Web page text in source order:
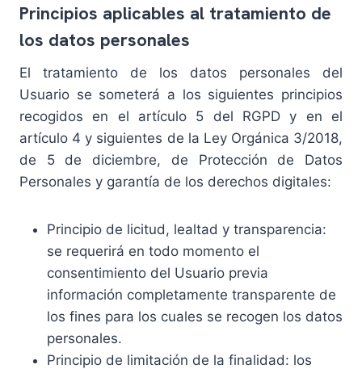
Principios aplicables al tratamiento de
los datos personales
El tratamiento de los datos personales del
Usuario se someterá a los siguientes principios
recogidos en el artículo 5 del RGPD y en el
artículo 4 y siguientes de la Ley Orgánica 3/2018,
de 5 de diciembre, de Protección de Datos
Personales y garantía de los derechos digitales:
Principio de licitud, lealtad y transparencia:
se requerirá en todo momento el
consentimiento del Usuario previa
información completamente transparente de
los fines para los cuales se recogen los datos
personales.
Principio de limitación de la finalidad: los